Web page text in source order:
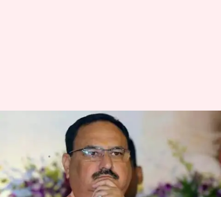
Jp Nadda: జేపీ నడ్డా భార్య కారు
దొరికేసింది
Stalin Apr 07, 2024 04:07 pm
ఈ వార్తాకథనం ఏంటి